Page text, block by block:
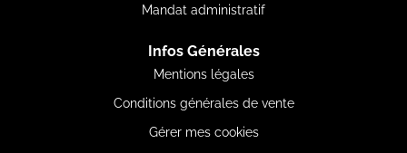
Mandat administratif
Infos Générales
Mentions légales
Conditions générales de vente
Gérer mes cookies